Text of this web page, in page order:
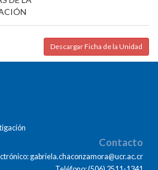
Descargar Ficha de la Unidad
Contacto
gabriela.chaconzamora@ucr.ac.cr